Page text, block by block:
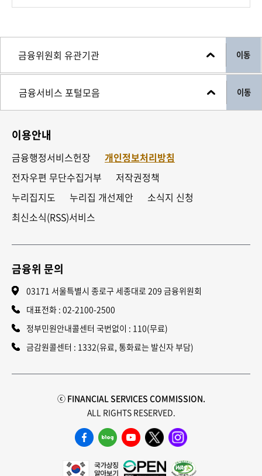
이동
이동
이용안내
금융행정서비스헌장
개인정보처리방침
전자우편 무단수집거부
저작권정책
누리집지도
누리집 개선제안
소식지 신청
최신소식(RSS)서비스
금융위 문의
03171 서울특별시 종로구 세종대로 209 금융위원회
대표전화 : 02-2100-2500
정부민원안내콜센터 국번없이 : 110(무료)
금감원콜센터 : 1332(유료, 통화료는 발신자 부담)
ⓒ FINANCIAL SERVICES COMMISSION.
ALL RIGHTS RESERVED.